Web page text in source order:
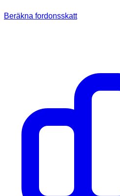
Beräkna fordonsskatt